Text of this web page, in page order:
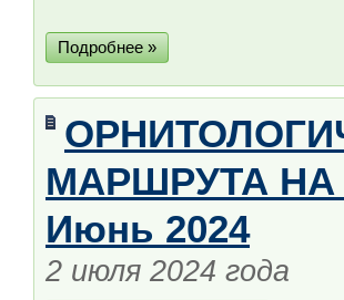
Подробнее »
МАРШРУТА НА
Июнь 2024
2 июля 2024 года